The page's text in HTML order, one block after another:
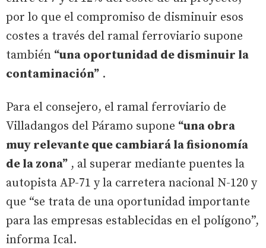
por lo que el compromiso de disminuir esos
costes a través del ramal ferroviario supone
también “una oportunidad de disminuir la
contaminación” .
Para el consejero, el ramal ferroviario de
Villadangos del Páramo supone “una obra
muy relevante que cambiará la fisionomía
de la zona” , al superar mediante puentes la
autopista AP-71 y la carretera nacional N-120 y
que “se trata de una oportunidad importante
para las empresas establecidas en el polígono”,
informa Ical.